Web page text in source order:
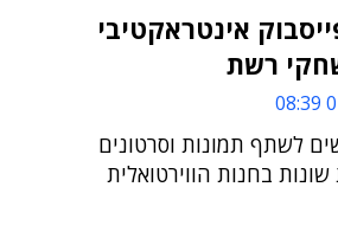
אינטראקטיבי
רשת
לשתף תמונות וסרטונים
בחנות הווירטואלית